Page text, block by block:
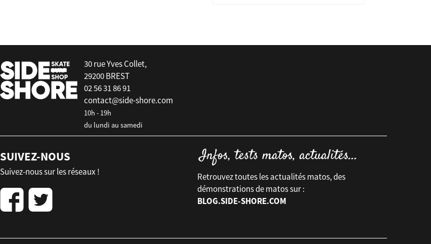
30 rue Yves Collet,
29200 BREST
02 56 31 86 91
contact@side-shore.com
10h - 19h
du lundi au samedi
SUIVEZ-NOUS
Suivez-nous sur les réseaux !
Retrouvez toutes les actualités matos, des
démonstrations de matos sur :
BLOG.SIDE-SHORE.COM